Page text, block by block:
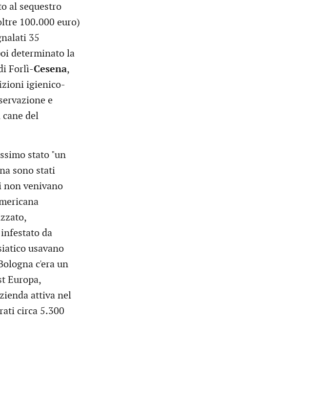
al sequestro
100.000 euro)
35
determinato la
Forlì-Cesena,
igienico-
e
del
stato "un
sono stati
non venivano
da
usavano
c'era un
Europa,
attiva nel
circa 5.300